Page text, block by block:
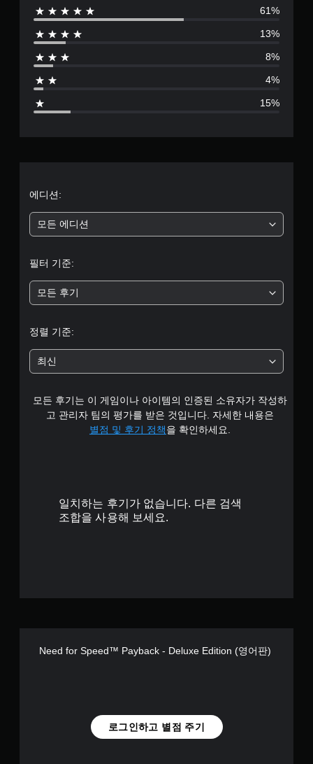
6
2
3
부
5
개
중
평
균
61%
13%
8%
4%
15%
에디션:
모든 에디션
필터 기준:
모든 후기
정렬 기준:
최신
모든 후기는 이 게임이나 아이템의 인증된 소유자가 작성하
고 관리자 팀의 평가를 받은 것입니다. 자세한 내용은
별점 및 후기 정책을 확인하세요.
일치하는 후기가 없습니다. 다른 검색
조합을 사용해 보세요.
Need for Speed™ Payback - Deluxe Edition (영어판)
로그인하고 별점 주기